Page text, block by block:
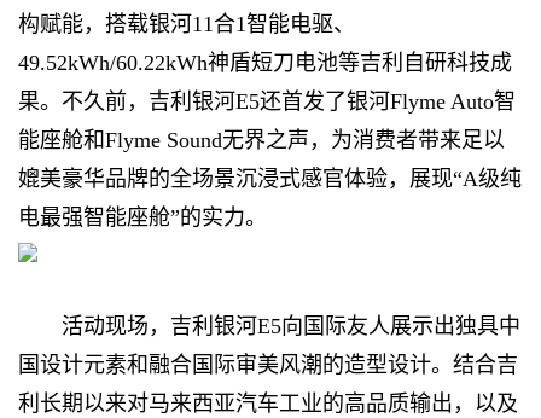
构赋能，搭载银河11合1智能电驱、
49.52kWh/60.22kWh神盾短刀电池等吉利自研科技成
果。不久前，吉利银河E5还首发了银河Flyme Auto智
能座舱和Flyme Sound无界之声，为消费者带来足以
媲美豪华品牌的全场景沉浸式感官体验，展现“A级纯
电最强智能座舱”的实力。
活动现场，吉利银河E5向国际友人展示出独具中
国设计元素和融合国际审美风潮的造型设计。结合吉
利长期以来对马来西亚汽车工业的高品质输出，以及